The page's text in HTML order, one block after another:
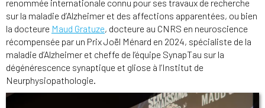
renommée internationale connu pour ses travaux de recherche
sur la maladie d’Alzheimer et des affections apparentées, ou bien
la docteure Maud Gratuze, docteure au CNRS en neuroscience
récompensée par un Prix Joël Ménard en 2024, spécialiste de la
maladie d’Alzheimer et cheffe de l’équipe SynapTau sur la
dégénérescence synaptique et gliose à l’Institut de
Neurphysiopathologie.